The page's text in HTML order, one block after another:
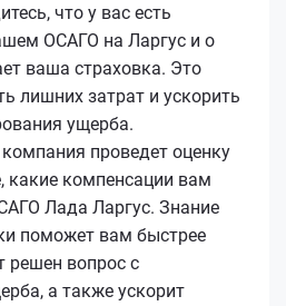
что у вас есть
ОСАГО на Ларгус и о
ваша страховка. Это
лишних затрат и ускорить
ущерба.
проведет оценку
какие компенсации вам
Лада Ларгус. Знание
поможет вам быстрее
решен вопрос с
а также ускорит